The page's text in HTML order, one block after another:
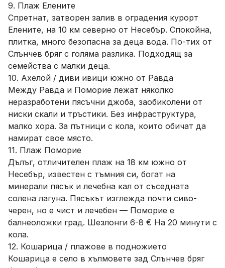
9. Плаж Елените
Спретнат, затворен залив в оградения курорт
Елените, на 10 км северно от Несебър. Спокойна,
плитка, много безопасна за деца вода. По-тих от
Слънчев бряг с голяма разлика. Подходящ за
семейства с малки деца.
10. Ахелой / диви ивици южно от Равда
Между Равда и Поморие лежат няколко
неразработени пясъчни джоба, заобиколени от
ниски скали и тръстики. Без инфраструктура,
малко хора. За пътници с кола, които обичат да
намират свое място.
11. Плаж Поморие
Дълъг, отличителен плаж на 18 км южно от
Несебър, известен с тъмния си, богат на
минерали пясък и лечебна кал от съседната
солена лагуна. Пясъкът изглежда почти сиво-
черен, но е чист и лечебен — Поморие е
балнеоложки град. Шезлонги 6-8 € На 20 минути с
кола.
12. Кошарица / плажове в подножието
Кошарица е село в хълмовете зад Слънчев бряг